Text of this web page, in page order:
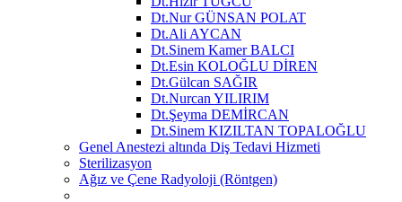
Dt.Nur GÜNSAN POLAT
Dt.Ali AYCAN
Dt.Sinem Kamer BALCI
Dt.Esin KOLOĞLU DİREN
Dt.Gülcan SAĞIR
Dt.Nurcan YILIRIM
Dt.Şeyma DEMİRCAN
Dt.Sinem KIZILTAN TOPALOĞLU
Genel Anestezi altında Diş Tedavi Hizmeti
Sterilizasyon
Ağız ve Çene Radyoloji (Röntgen)